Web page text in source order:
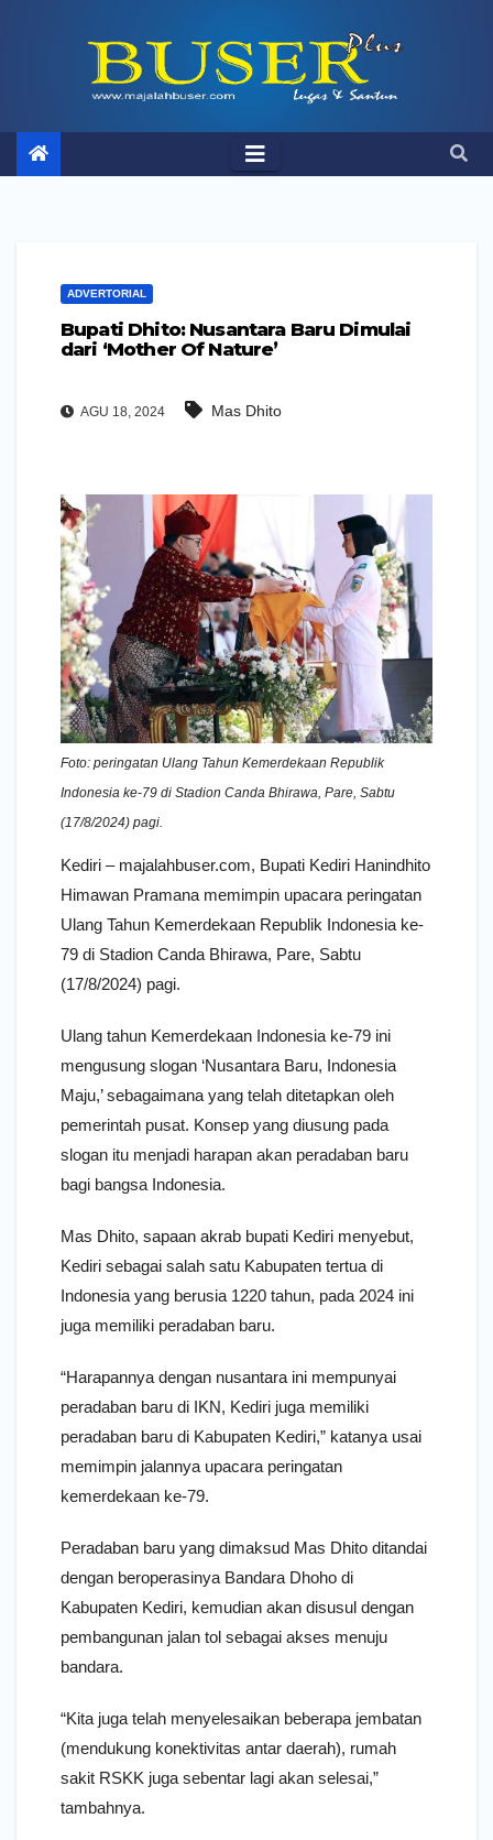
ADVERTORIAL
Bupati Dhito: Nusantara Baru Dimulai
dari ‘Mother Of Nature’
AGU 18, 2024 Mas Dhito
Foto: peringatan Ulang Tahun Kemerdekaan Republik
Indonesia ke-79 di Stadion Canda Bhirawa, Pare, Sabtu
(17/8/2024) pagi.
Kediri – majalahbuser.com, Bupati Kediri Hanindhito
Himawan Pramana memimpin upacara peringatan
Ulang Tahun Kemerdekaan Republik Indonesia ke-
79 di Stadion Canda Bhirawa, Pare, Sabtu
(17/8/2024) pagi.
Ulang tahun Kemerdekaan Indonesia ke-79 ini
mengusung slogan ‘Nusantara Baru, Indonesia
Maju,’ sebagaimana yang telah ditetapkan oleh
pemerintah pusat. Konsep yang diusung pada
slogan itu menjadi harapan akan peradaban baru
bagi bangsa Indonesia.
Mas Dhito, sapaan akrab bupati Kediri menyebut,
Kediri sebagai salah satu Kabupaten tertua di
Indonesia yang berusia 1220 tahun, pada 2024 ini
juga memiliki peradaban baru.
“Harapannya dengan nusantara ini mempunyai
peradaban baru di IKN, Kediri juga memiliki
peradaban baru di Kabupaten Kediri,” katanya usai
memimpin jalannya upacara peringatan
kemerdekaan ke-79.
Peradaban baru yang dimaksud Mas Dhito ditandai
dengan beroperasinya Bandara Dhoho di
Kabupaten Kediri, kemudian akan disusul dengan
pembangunan jalan tol sebagai akses menuju
bandara.
“Kita juga telah menyelesaikan beberapa jembatan
(mendukung konektivitas antar daerah), rumah
sakit RSKK juga sebentar lagi akan selesai,”
tambahnya.